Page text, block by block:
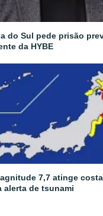
do Sul pede prisão
da HYBE
7,7 atinge
alerta de tsunami